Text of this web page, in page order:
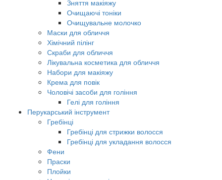
Зняття макіяжу
Очищаючі тоніки
Очищувальне молочко
Маски для обличчя
Хімічний пілінг
Скраби для обличчя
Лікувальна косметика для обличчя
Набори для макіяжу
Крема для повік
Чоловічі засоби для гоління
Гелі для гоління
Перукарський інструмент
Гребінці
Гребінці для стрижки волосся
Гребінці для укладання волосся
Фени
Праски
Плойки